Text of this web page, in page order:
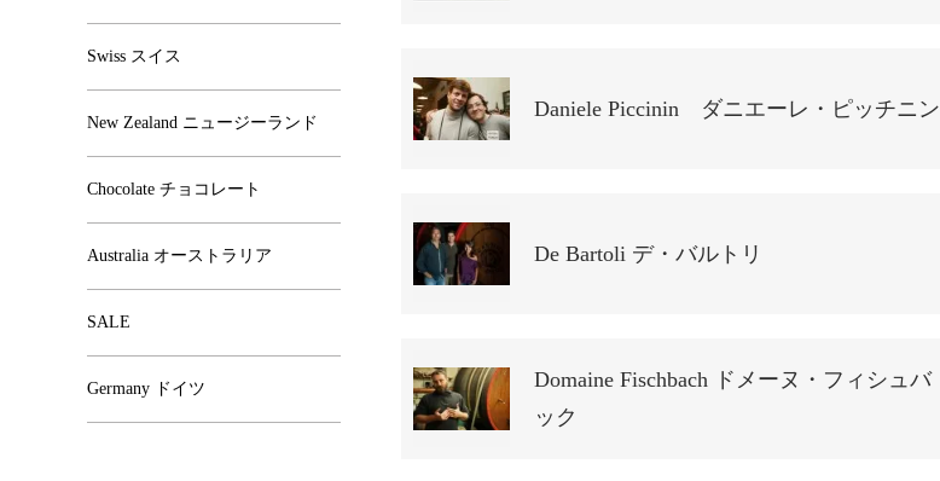
Daniele Piccinin ダニエーレ・ピッチニン
De Bartoli デ・バルトリ
Domaine Fischbach ドメーヌ・フィシュバ
ック
Swiss スイス
New Zealand ニュージーランド
Chocolate チョコレート
Australia オーストラリア
SALE
Germany ドイツ